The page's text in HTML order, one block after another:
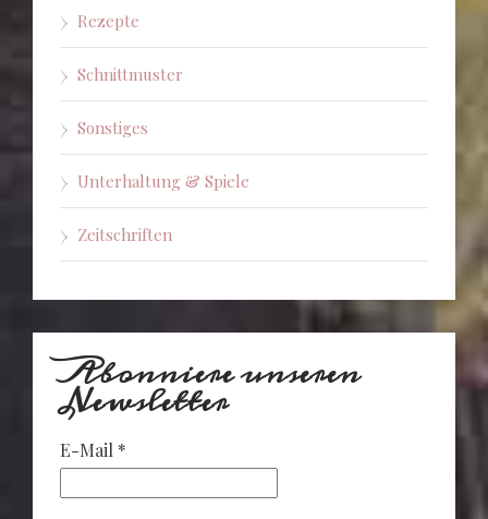
Rezepte
Schnittmuster
Sonstiges
Unterhaltung & Spiele
Zeitschriften
Abonniere unseren
Newsletter
E-Mail *